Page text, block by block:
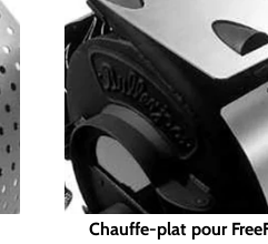
Chauffe-plat pour